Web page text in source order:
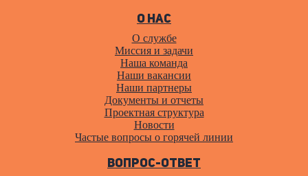
О нас
О службе
Миссия и задачи
Наша команда
Наши вакансии
Наши партнеры
Документы и отчеты
Проектная структура
Новости
Частые вопросы о горячей линии
Вопрос-ответ